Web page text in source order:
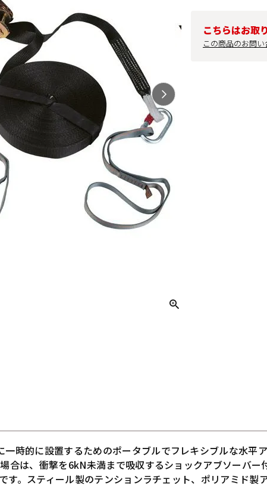
こちらはお取
この商品のお問
時的に設置するためのポータブルでフレキシブルな水平
合は、衝撃を6kN未満まで吸収するショックアブソーバー
す。スティール製のテンションラチェット、ポリアミド製